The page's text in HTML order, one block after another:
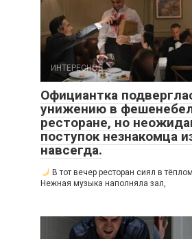
ИНТЕРЕСНОЕ
Официантка
унижению в
ресторане, но
поступок незнакомца
навсегда.
В тот вечер ресторан сиял в
Нежная музыка наполняла зал,